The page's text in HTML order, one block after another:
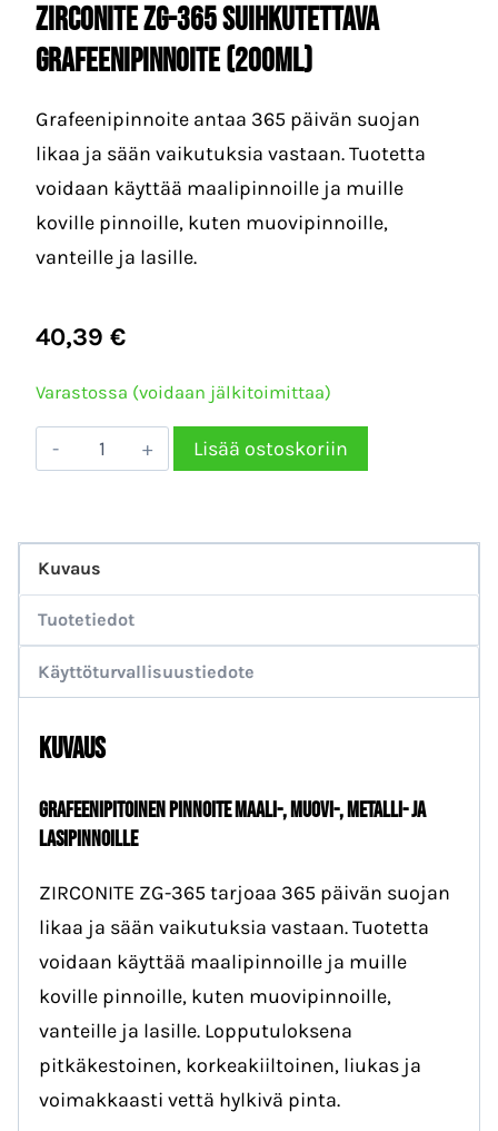
ZIRCONITE ZG-365 Suihkutettava
grafeenipinnoite (200ml)
Grafeenipinnoite antaa 365 päivän suojan
likaa ja sään vaikutuksia vastaan. Tuotetta
voidaan käyttää maalipinnoille ja muille
koville pinnoille, kuten muovipinnoille,
vanteille ja lasille.
40,39 €
Varastossa (voidaan jälkitoimittaa)
ZIRCONITE
ZG-
Suihkutettava
grafeenipinnoite
(200ml)
määrä
Lisää ostoskoriin
Kuvaus
Tuotetiedot
Käyttöturvallisuustiedote
Kuvaus
GRAFEENIPITOINEN PINNOITE MAALI-, MUOVI-, METALLI- JA
LASIPINNOILLE
ZIRCONITE ZG-365 tarjoaa 365 päivän suojan
likaa ja sään vaikutuksia vastaan. Tuotetta
voidaan käyttää maalipinnoille ja muille
koville pinnoille, kuten muovipinnoille,
vanteille ja lasille. Lopputuloksena
pitkäkestoinen, korkeakiiltoinen, liukas ja
voimakkaasti vettä hylkivä pinta.